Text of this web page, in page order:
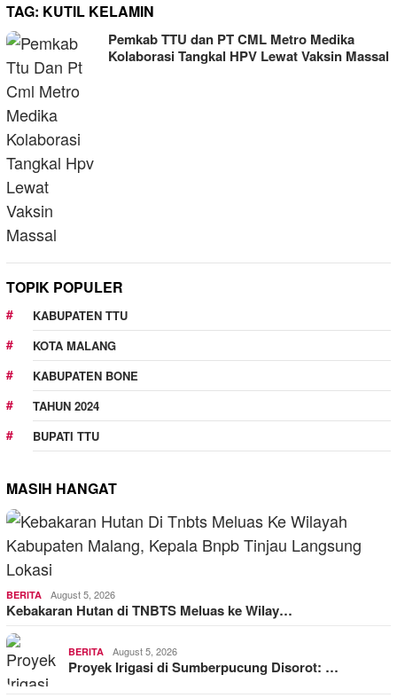
TAG: KUTIL KELAMIN
Pemkab TTU dan PT CML Metro Medika
Kolaborasi Tangkal HPV Lewat Vaksin Massal
TOPIK POPULER
KABUPATEN TTU
KOTA MALANG
KABUPATEN BONE
TAHUN 2024
BUPATI TTU
MASIH HANGAT
BERITA August 5, 2026
Kebakaran Hutan di TNBTS Meluas ke Wilay…
BERITA August 5, 2026
Proyek Irigasi di Sumberpucung Disorot: …